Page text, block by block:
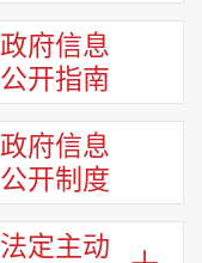
政府信息
公开指南
政府信息
公开制度
法定主动